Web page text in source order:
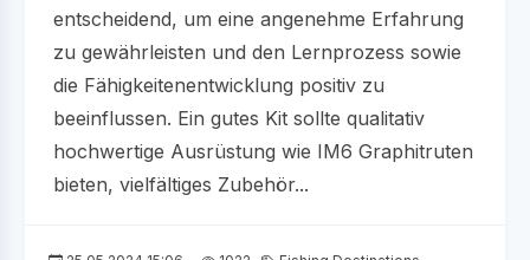
entscheidend, um eine angenehme Erfahrung
zu gewährleisten und den Lernprozess sowie
die Fähigkeitenentwicklung positiv zu
beeinflussen. Ein gutes Kit sollte qualitativ
hochwertige Ausrüstung wie IM6 Graphitruten
bieten, vielfältiges Zubehör...